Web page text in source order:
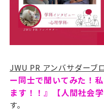
JWU PR アンバサダーブ
ー同士で聞いてみた！
ます！！』【人間社会
す。